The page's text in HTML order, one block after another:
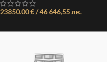
23850.00 € / 46 646,55 лв.